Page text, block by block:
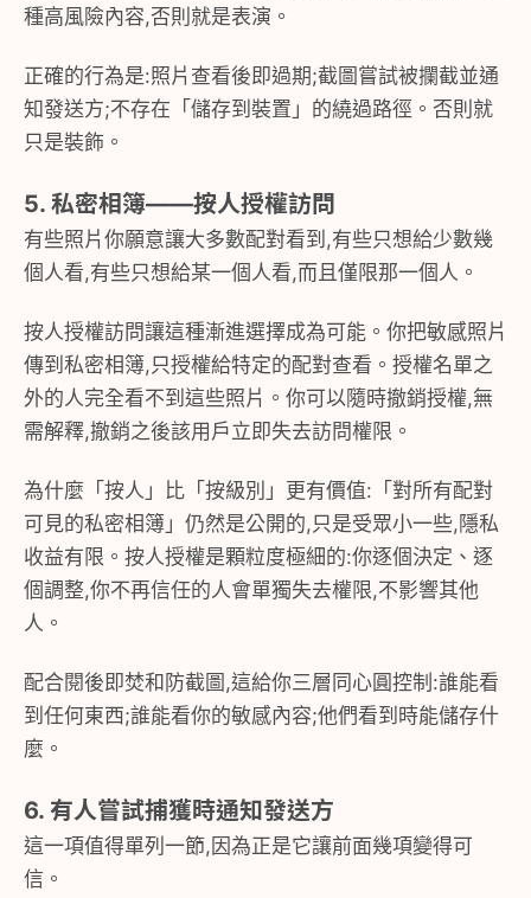
種高風險內容,否則就是表演。
正確的行為是:照片查看後即過期;截圖嘗試被攔截並通
知發送方;不存在「儲存到裝置」的繞過路徑。否則就
只是裝飾。
5. 私密相簿——按人授權訪問
有些照片你願意讓大多數配對看到,有些只想給少數幾
個人看,有些只想給某一個人看,而且僅限那一個人。
按人授權訪問讓這種漸進選擇成為可能。你把敏感照片
傳到私密相簿,只授權給特定的配對查看。授權名單之
外的人完全看不到這些照片。你可以隨時撤銷授權,無
需解釋,撤銷之後該用戶立即失去訪問權限。
為什麼「按人」比「按級別」更有價值:「對所有配對
可見的私密相簿」仍然是公開的,只是受眾小一些,隱私
收益有限。按人授權是顆粒度極細的:你逐個決定、逐
個調整,你不再信任的人會單獨失去權限,不影響其他
人。
配合閱後即焚和防截圖,這給你三層同心圓控制:誰能看
到任何東西;誰能看你的敏感內容;他們看到時能儲存什
麼。
6. 有人嘗試捕獲時通知發送方
這一項值得單列一節,因為正是它讓前面幾項變得可
信。